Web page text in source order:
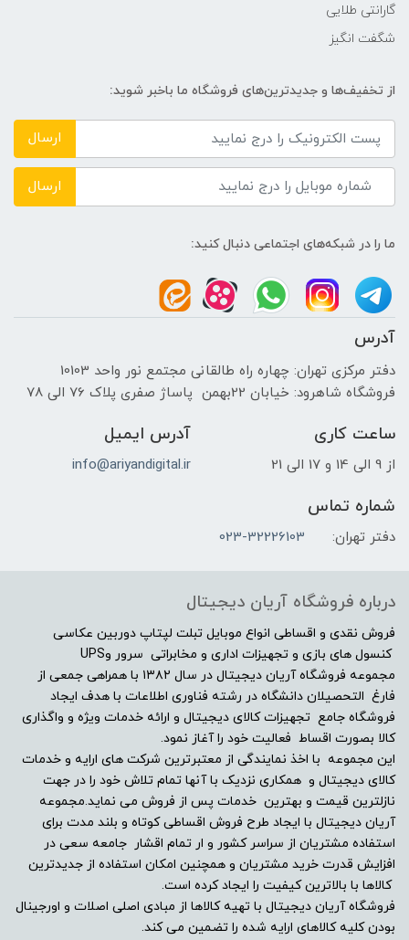
حافظه دستگاه
---
نوع حافظه داخلی
HDD
سازنده پردازنده گرافیکی
INTEL
بدون حافظه‌ی گرافیکی مجزا
اندازه صفحه نمایش
15.6"
نوع صفحه نمایش
(HD (1366×768
نرخ تصویر
-
صفحه نمایش مات
گارانتی طلایی
شگفت انگیز
از تخفیف‌ها و جدیدترین‌های فروشگاه ما باخبر شوید:
ارسال
ارسال
ما را در شبکه‌های اجتماعی دنبال کنید:
آدرس
دفتر مرکزی تهران: چهاره راه طالقانی مجتمع نور واحد 10103
فروشگاه شاهرود: خیابان 22بهمن پاساژ صفری پلاک 76 الی 78
ساعت کاری
از 9 الی 14 و 17 الی 21
آدرس ایمیل
info@ariyandigital.ir
شماره تماس
دفتر تهران: 023-32226103
درباره فروشگاه آریان دیجیتال
فروش نقدی و اقساطی انواع موبایل تبلت لپتاپ دوربین عکاسی
کنسول های بازی و تجهیزات اداری و مخابراتی سرور وUPS
مجموعه فروشگاه آریان دیجیتال در سال ۱۳۸۲ با همراهی جمعی از
فارغ التحصیلان دانشگاه در رشته فناوری اطلاعات با هدف ایجاد
فروشگاه جامع تجهیزات کالای دیجیتال و ارائه خدمات ویژه و واگذاری
کالا بصورت اقساط فعالیت خود را آغاز نمود.
این مجموعه با اخذ نمایندگی از معتبرترین شرکت های ارایه و خدمات
کالای دیجیتال و همکاری نزدیک با آنها تمام تلاش خود را در جهت
نازلترین قیمت و بهترین خدمات پس از فروش می نماید.مجموعه
آریان دیجیتال با ایجاد طرح فروش اقساطی کوتاه و بلند مدت برای
استفاده مشتریان از سراسر کشور و ار تمام اقشار جامعه سعی در
افزایش قدرت خرید مشتریان و همچنین امکان استفاده از جدیدترین
کالاها با بالاترین کیفیت را ایجاد کرده است.
فروشگاه آریان دیجیتال با تهیه کالاها از مبادی اصلی اصلات و اورجینال
بودن کلیه کالاهای ارایه شده را تضمین می کند.